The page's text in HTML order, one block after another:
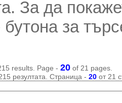
За да
бутона за
results. Page - 20of 21 pages.
резултата. Страница - 20от 21